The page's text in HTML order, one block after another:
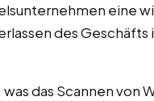
eine
des
das Scannen von